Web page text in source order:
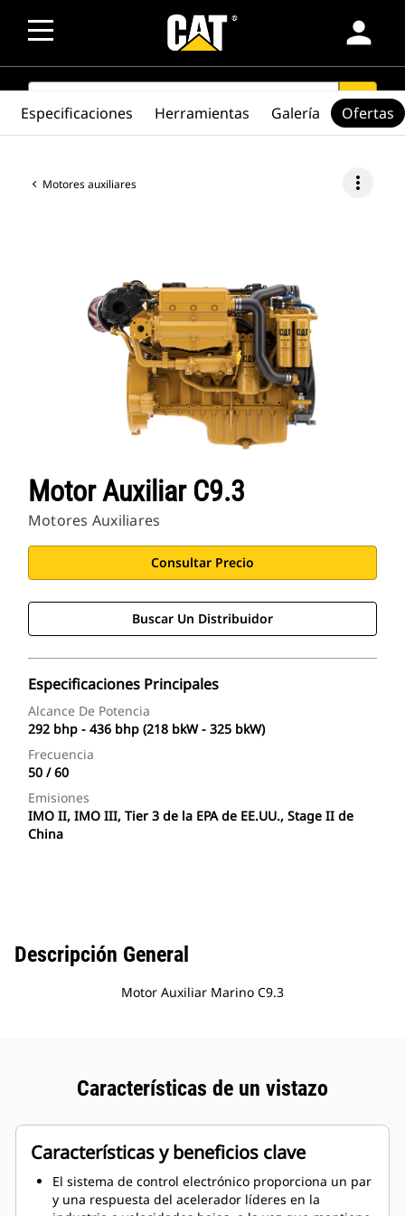
person
SEARCH search
Motores auxiliares more_vert
Motor Auxiliar C9.3
Motores Auxiliares
Consultar Precio
Buscar Un Distribuidor
Especificaciones Principales
Alcance De Potencia
292 bhp - 436 bhp (218 bkW - 325 bkW)
Frecuencia
50 / 60
Emisiones
IMO II, IMO III, Tier 3 de la EPA de EE.UU., Stage II de
China
Especificaciones Herramientas Galería Ofertas
Descripción General
Motor Auxiliar Marino C9.3
Características de un vistazo
Características y beneficios clave
El sistema de control electrónico proporciona un par
y una respuesta del acelerador líderes en la